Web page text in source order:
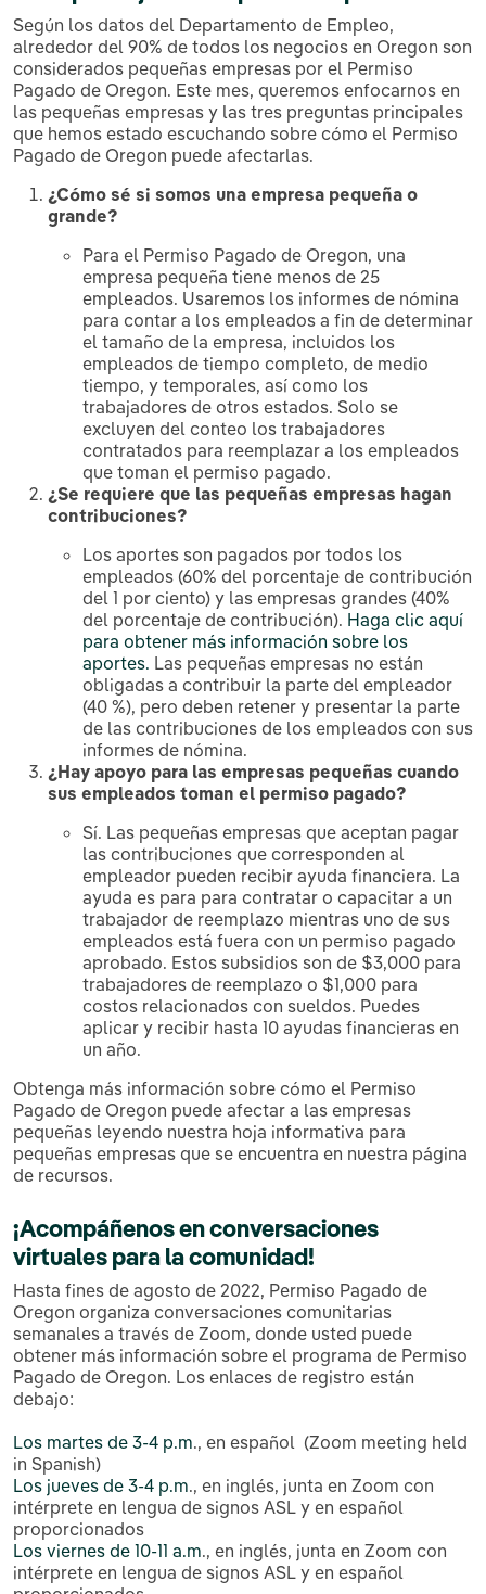
Según los datos del Departamento de Empleo,
alrededor del 90% de todos los negocios en Oregon son
considerados pequeñas empresas por el Permiso
Pagado de Oregon. Este mes, queremos enfocarnos en
las pequeñas empresas y las tres preguntas principales
que hemos estado escuchando sobre cómo el Permiso
Pagado de Oregon puede afectarlas.
¿Cómo sé si somos una empresa pequeña o
grande?
Para el Permiso Pagado de Oregon, una
empresa pequeña tiene menos de 25
empleados. Usaremos los informes de nómina
para contar a los empleados a fin de determinar
el tamaño de la empresa, incluidos los
empleados de tiempo completo, de medio
tiempo, y temporales, así como los
trabajadores de otros estados. Solo se
excluyen del conteo los trabajadores
contratados para reemplazar a los empleados
que toman el permiso pagado.
¿Se requiere que las pequeñas empresas hagan
contribuciones?
Los aportes son pagados por todos los
empleados (60% del porcentaje de contribución
del 1 por ciento) y las empresas grandes (40%
del porcentaje de contribución). Haga clic aquí
para obtener más información sobre los
aportes. Las pequeñas empresas no están
obligadas a contribuir la parte del empleador
(40 %), pero deben retener y presentar la parte
de las contribuciones de los empleados con sus
informes de nómina.
¿Hay apoyo para las empresas pequeñas cuando
sus empleados toman el permiso pagado?
Sí. Las pequeñas empresas que aceptan pagar
las contribuciones que corresponden al
empleador pueden recibir ayuda financiera. La
ayuda es para para contratar o capacitar a un
trabajador de reemplazo mientras uno de sus
empleados está fuera con un permiso pagado
aprobado. Estos subsidios son de $3,000 para
trabajadores de reemplazo o $1,000 para
costos relacionados con sueldos. Puedes
aplicar y recibir hasta 10 ayudas financieras en
un año.
Obtenga más información sobre cómo el Permiso
Pagado de Oregon puede afectar a las empresas
pequeñas leyendo nuestra hoja informativa para
pequeñas empresas que se encuentra en nuestra página
de recursos.
¡Acompáñenos enconversaciones
virtuales para la comunidad!
Hasta fines de agosto de 2022, Permiso Pagado de
Oregon organiza conversaciones comunitarias
semanales a través de Zoom, donde usted puede
obtener más información sobre el programa de Permiso
Pagado de Oregon. Los enlaces de registro están
debajo:
Los martes de 3-4 p.m., en español (Zoom meeting held
in Spanish)
Los jueves de 3-4 p.m., en inglés, junta en Zoom con
intérprete en lengua de signos ASL y en español
proporcionados
Los viernes de 10-11 a.m., en inglés, junta en Zoom con
intérprete en lengua de signos ASL y en español